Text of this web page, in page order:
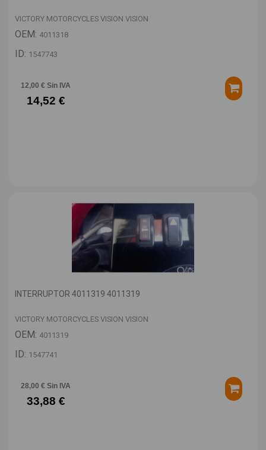
VICTORY MOTORCYCLES VISION VISION
OEM: 4011318
ID: 1547743
12,00 € Sin IVA
14,52 €
INTERRUPTOR 4011319 4011319
VICTORY MOTORCYCLES VISION VISION
OEM: 4011319
ID: 1547741
28,00 € Sin IVA
33,88 €